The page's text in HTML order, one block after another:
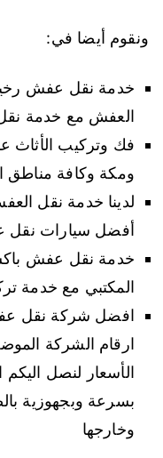
ونقوم أيضا في:
خدمة نقل عفش
العفش مع خدمة
فك وتركيب الأثاث
ومكة وكافة مناطق
لدينا خدمة نقل
أفضل سيارات نقل
خدمة نقل عفش
المكتبي مع خدمة
افضل شركة نقل
ارقام الشركة
الأسعار لنصل
بسرعة وبجهوزية
وخارجها